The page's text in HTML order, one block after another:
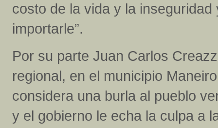
costo de la vida y la
importarle”.
Por su parte Juan Carlos
regional, en el municipio
considera una burla al pueblo
y el gobierno le echa la culpa a